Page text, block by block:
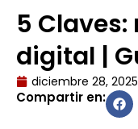
5
digital |
diciembre 28, 2025
Compartir en: